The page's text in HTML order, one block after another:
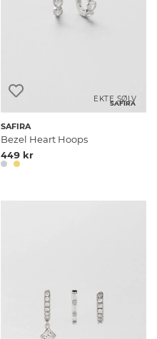
SAFIRA
EKTE SØLV
SAFIRA
Bezel Heart Hoops
449 kr